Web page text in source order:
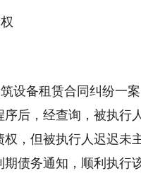
设备租赁合同纠纷一
后，经查询，被执行
，但被执行人迟迟未
债务通知，顺利执行